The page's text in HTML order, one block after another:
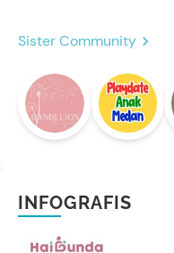
Sister Community
INFOGRAFIS